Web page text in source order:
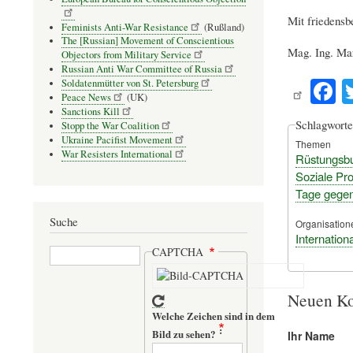
Mit
Mag. Ing.
bo
Schlagworte
Themen
Soziale
Tage
Neuen
Ihr Name
Feminists Anti-War Resistance
(Rußland)
The [Russian] Movement of Conscientious
Objectors from Military Service
Russian Anti War Committee of Russia
Soldatenmütter von St. Petersburg
Peace News
(UK)
Sanctions Kill
Stopp the War Coalition
Ukraine Pacifist Movement
War Resisters International
Suche
Suche CAPTCHA
Welche Zeichen sind in dem
Bild zu sehen?